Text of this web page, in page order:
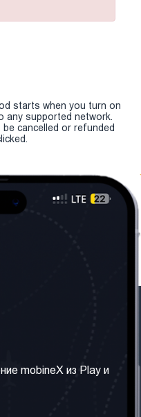
starts when you turn on
any supported network.
cancelled or refunded
Правила и Условия
mobineX из Play и